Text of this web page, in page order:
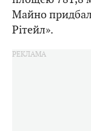
Майно
Рітейл».